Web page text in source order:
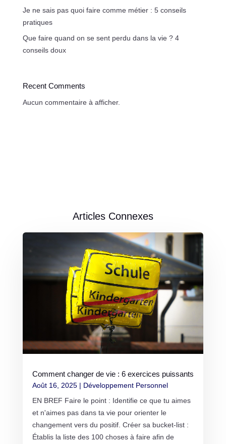
Je ne sais pas quoi faire comme métier : 5 conseils
pratiques
Que faire quand on se sent perdu dans la vie ? 4
conseils doux
Recent Comments
Aucun commentaire à afficher.
Articles Connexes
Comment changer de vie : 6 exercices puissants
Août 16, 2025| Développement Personnel
EN BREF Faire le point : Identifie ce que tu aimes
et n'aimes pas dans ta vie pour orienter le
changement vers du positif. Créer sa bucket-list :
Établis la liste des 100 choses à faire afin de